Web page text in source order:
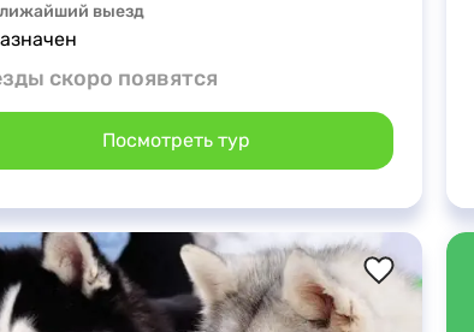
выезд
скоро появятся
Посмотреть тур